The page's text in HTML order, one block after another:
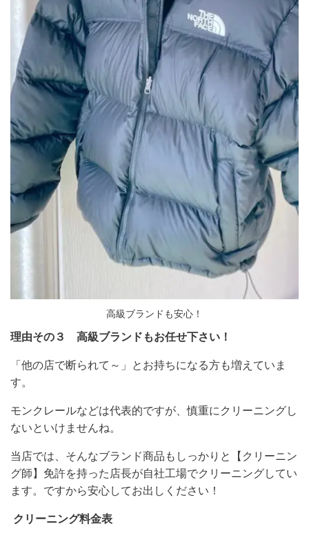
高級ブランドも安心！
理由その３ 高級ブランドもお任せ下さい！
「他の店で断られて～」とお持ちになる方も増えていま
す。
モンクレールなどは代表的ですが、慎重にクリーニングし
ないといけませんね。
当店では、そんなブランド商品もしっかりと【クリーニン
グ師】免許を持った店長が自社工場でクリーニングしてい
ます。ですから安心してお出しください！
クリーニング料金表